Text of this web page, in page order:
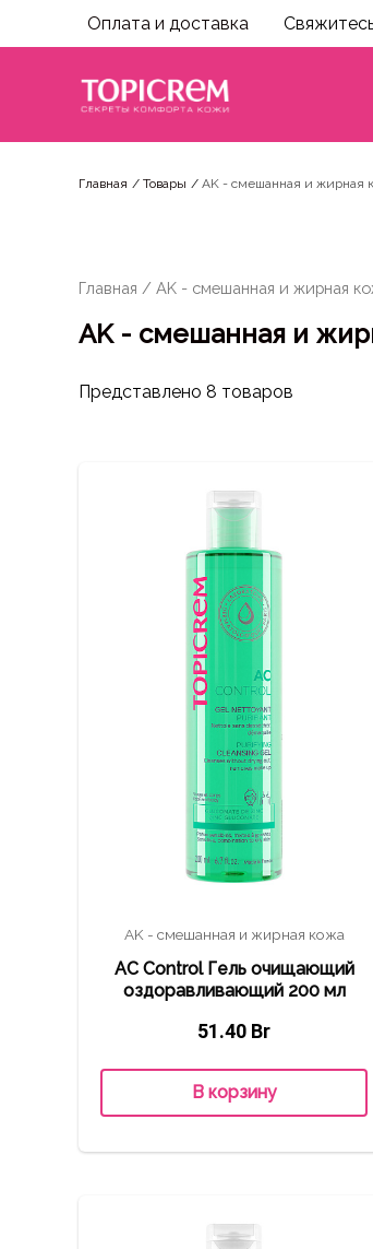
Оплата и доставка
Главная Товары AK - смешанная и жирная
Главная / AK - смешанная и жирная
AK - смешанная и
Представлено 8 товаров
AK - смешанная и жирная кожа
AC Control Гель очищающий
оздоравливающий 200 мл
51.40 Br
В корзину